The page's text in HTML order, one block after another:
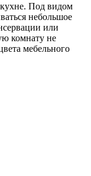
Под видом
небольшое
или
комнату не
мебельного